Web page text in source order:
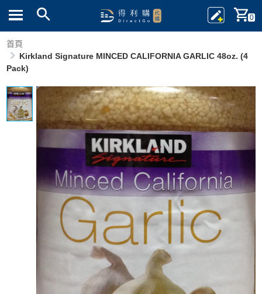
0
首頁
Kirkland Signature MINCED CALIFORNIA GARLIC 48oz. (4
Pack)